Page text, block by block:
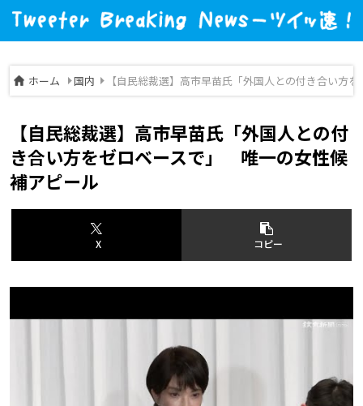
ホーム 国内 【自民総裁選】高市早苗氏「外国人との付き合い方
【自民総裁選】高市早苗氏「外国人との付
き合い方をゼロベースで」 唯一の女性候
補アピール
X コピー